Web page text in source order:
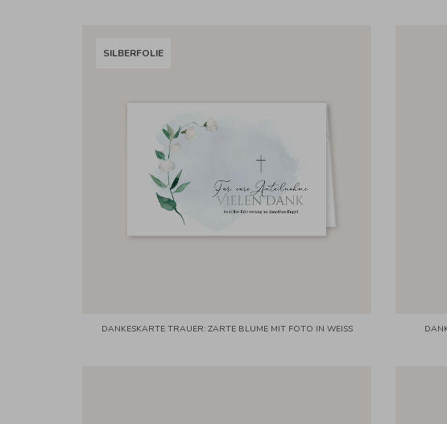
SILBERFOLIE
DANKESKARTE TRAUER: ZARTE BLUME MIT FOTO IN WEISS